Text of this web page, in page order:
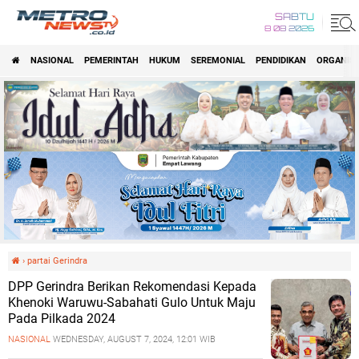
SABTU
8 08 2026
NASIONAL PEMERINTAH HUKUM SEREMONIAL PENDIDIKAN
› partai Gerindra
DPP Gerindra Berikan Rekomendasi Kepada
Khenoki Waruwu-Sabahati Gulo Untuk Maju
Pada Pilkada 2024
NASIONAL WEDNESDAY, AUGUST 7, 2024, 12:01 WIB